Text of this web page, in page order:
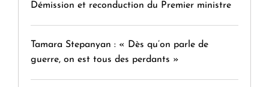
Démission et reconduction du Premier ministre
Tamara Stepanyan : « Dès qu’on parle de
guerre, on est tous des perdants »